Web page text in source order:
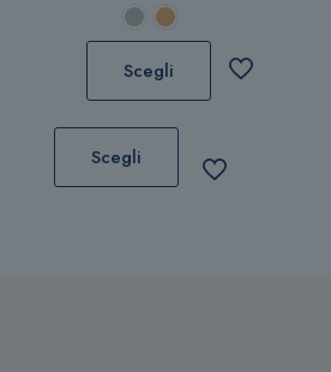
prodotto
Scegli
Scegli